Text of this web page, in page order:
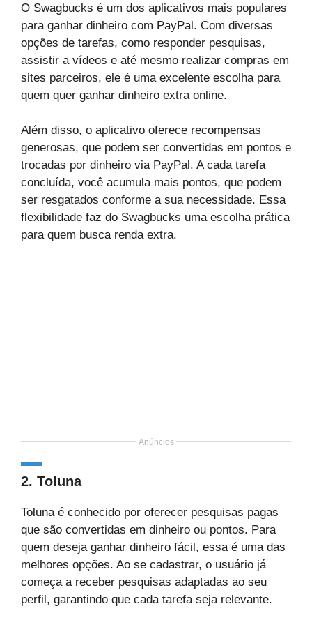
O Swagbucks é um dos aplicativos mais populares
para ganhar dinheiro com PayPal. Com diversas
opções de tarefas, como responder pesquisas,
assistir a vídeos e até mesmo realizar compras em
sites parceiros, ele é uma excelente escolha para
quem quer ganhar dinheiro extra online.
Além disso, o aplicativo oferece recompensas
generosas, que podem ser convertidas em pontos e
trocadas por dinheiro via PayPal. A cada tarefa
concluída, você acumula mais pontos, que podem
ser resgatados conforme a sua necessidade. Essa
flexibilidade faz do Swagbucks uma escolha prática
para quem busca renda extra.
Anúncios
2. Toluna
Toluna é conhecido por oferecer pesquisas pagas
que são convertidas em dinheiro ou pontos. Para
quem deseja ganhar dinheiro fácil, essa é uma das
melhores opções. Ao se cadastrar, o usuário já
começa a receber pesquisas adaptadas ao seu
perfil, garantindo que cada tarefa seja relevante.